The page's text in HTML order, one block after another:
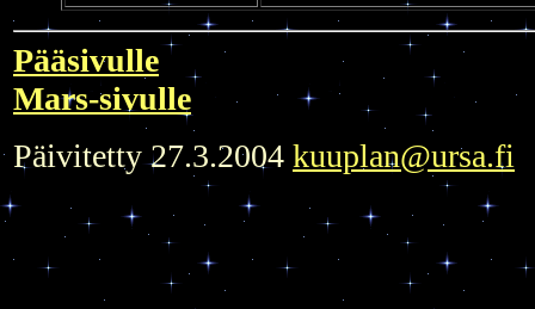
Pääsivulle
Mars-sivulle
Päivitetty 27.3.2004 kuuplan@ursa.fi